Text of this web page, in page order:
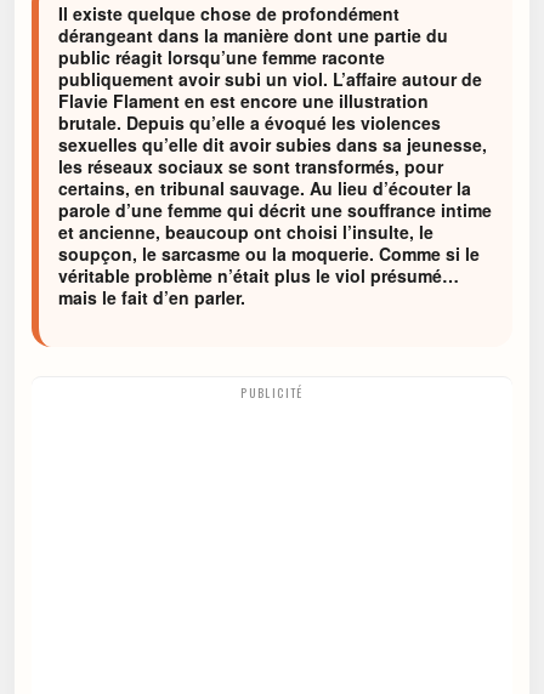
Il existe quelque chose de profondément
dérangeant dans la manière dont une partie du
public réagit lorsqu’une femme raconte
publiquement avoir subi un viol. L’affaire autour de
Flavie Flament en est encore une illustration
brutale. Depuis qu’elle a évoqué les violences
sexuelles qu’elle dit avoir subies dans sa jeunesse,
les réseaux sociaux se sont transformés, pour
certains, en tribunal sauvage. Au lieu d’écouter la
parole d’une femme qui décrit une souffrance intime
et ancienne, beaucoup ont choisi l’insulte, le
soupçon, le sarcasme ou la moquerie. Comme si le
véritable problème n’était plus le viol présumé…
mais le fait d’en parler.
PUBLICITÉ